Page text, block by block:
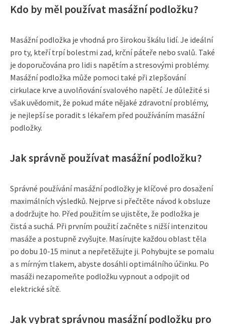
Kdo by měl používat masážní podložku?
Masážní podložka je vhodná pro širokou škálu lidí. Je ideální
pro ty, kteří trpí bolestmi zad, krční páteře nebo svalů. Také
je doporučována pro lidi s napětím a stresovými problémy.
Masážní podložka může pomoci také při zlepšování
cirkulace krve a uvolňování svalového napětí. Je důležité si
však uvědomit, že pokud máte nějaké zdravotní problémy,
je nejlepší se poradit s lékařem před používáním masážní
podložky.
Jak správně používat masážní podložku?
Správné používání masážní podložky je klíčové pro dosažení
maximálních výsledků. Nejprve si přečtěte návod k obsluze
a dodržujte ho. Před použitím se ujistěte, že podložka je
čistá a suchá. Při prvním použití začněte s nižší intenzitou
masáže a postupně zvyšujte. Masírujte každou oblast těla
po dobu 10-15 minut a nepřetěžujte ji. Pohybujte se pomalu
a s mírným tlakem, abyste dosáhli optimálního účinku. Po
masáži nezapomeňte podložku vypnout a odpojit od
elektrické sítě.
Jak vybrat správnou masážní podložku pro